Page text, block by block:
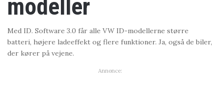
modeller
Med ID. Software 3.0 får alle VW ID-modellerne større
batteri, højere ladeeffekt og flere funktioner. Ja, også de biler,
der kører på vejene.
Annonce: